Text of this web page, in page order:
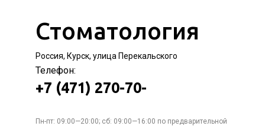
Стоматология
Россия, Курск, улица Перекальского
Телефон:
+7 (471) 270-70-
Пн-пт: 09:00—20:00; сб: 09:00—16:00 по предварительной